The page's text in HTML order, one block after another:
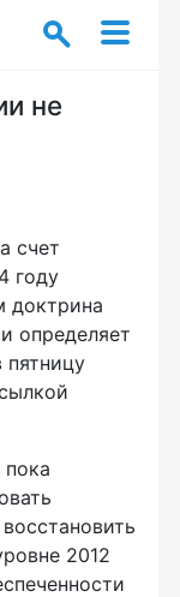
не
счет
году
доктрина
определяет
пятницу
2012